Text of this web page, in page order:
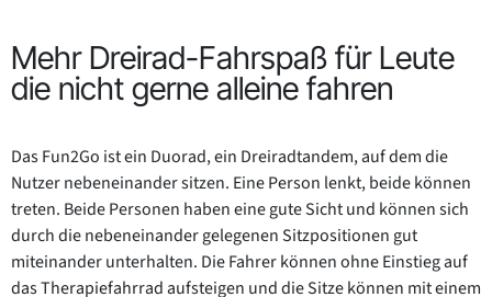
Mehr Dreirad-Fahrspaß für Leute
die nicht gerne alleine fahren
Das Fun2Go ist ein Duorad, ein Dreiradtandem, auf dem die
Nutzer nebeneinander sitzen. Eine Person lenkt, beide können
treten. Beide Personen haben eine gute Sicht und können sich
durch die nebeneinander gelegenen Sitzpositionen gut
miteinander unterhalten. Die Fahrer können ohne Einstieg auf
das Therapiefahrrad aufsteigen und die Sitze können mit einem